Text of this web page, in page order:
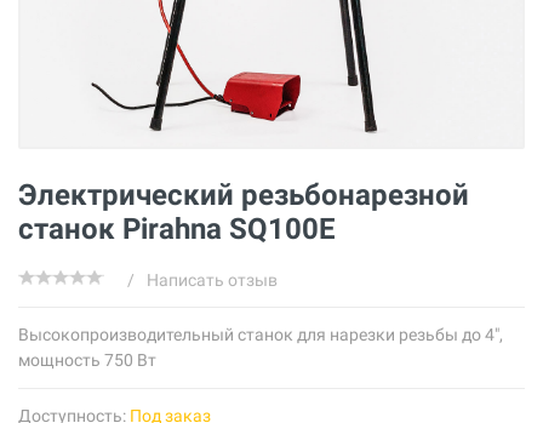
Электрический резьбонарезной
станок Pirahna SQ100E
/ Написать отзыв
Высокопроизводительный станок для нарезки резьбы до 4",
мощность 750 Вт
Доступность: Под заказ